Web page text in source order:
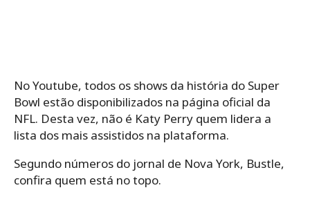
No Youtube, todos os shows da história do Super
Bowl estão disponibilizados na página oficial da
NFL. Desta vez, não é Katy Perry quem lidera a
lista dos mais assistidos na plataforma.
Segundo números do jornal de Nova York, Bustle,
confira quem está no topo.